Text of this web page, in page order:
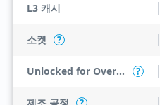
L3 캐시
소켓 ?
Unlocked for Overclocking ?